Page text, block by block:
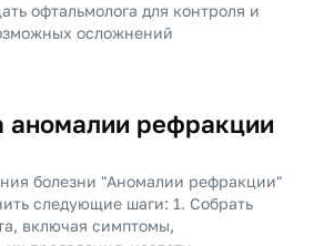
офтальмолога для контроля и
осложнений
аномалии рефракции
болезни "Аномалии рефракции"
следующие шаги: 1. Собрать
включая симптомы,